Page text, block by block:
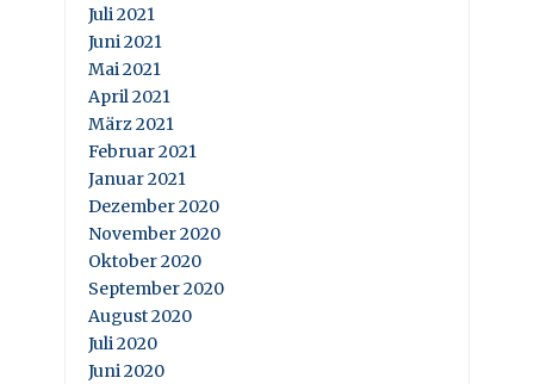
Juli 2021
Juni 2021
Mai 2021
April 2021
März 2021
Februar 2021
Januar 2021
Dezember 2020
November 2020
Oktober 2020
September 2020
August 2020
Juli 2020
Juni 2020